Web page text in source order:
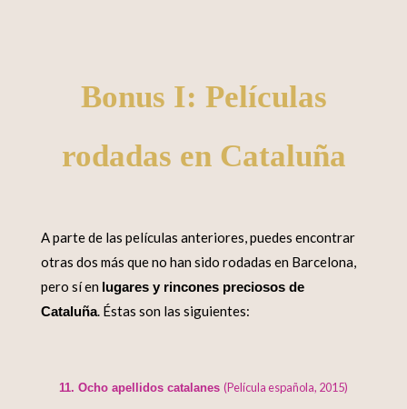
Bonus I: Películas
rodadas en Cataluña
A parte de las películas anteriores, puedes encontrar
otras dos más que no han sido rodadas en Barcelona,
pero sí en lugares y rincones preciosos de
Cataluña. Éstas son las siguientes:
11. Ocho apellidos catalanes (Película española, 2015)